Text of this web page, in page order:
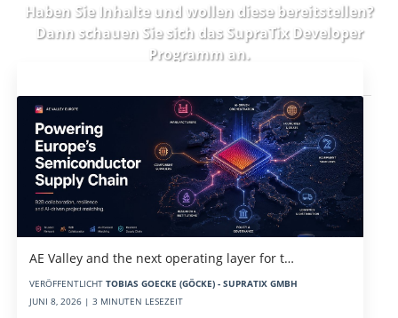
Haben Sie Inhalte und wollen diese bereitstellen?
Dann schauen Sie sich das SupraTix Developer
Programman.
AE Valley and the next operating layer for t…
VERÖFFENTLICHT TOBIAS GOECKE (GÖCKE) - SUPRATIX GMBH
JUNI 8, 2026 | 3 MINUTEN LESEZEIT